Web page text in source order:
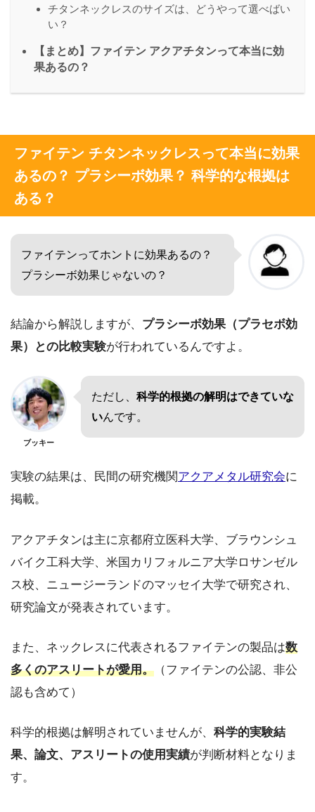
チタンネックレスのサイズは、どうやって選べばい
い？
【まとめ】ファイテン アクアチタンって本当に効
果あるの？
ファイテン チタンネックレスって本当に効果
あるの？ プラシーボ効果？ 科学的な根拠は
ある？
ファイテンってホントに効果あるの？
プラシーボ効果じゃないの？
結論から解説しますが、 プラシーボ効果（プラセボ効
果）との比較実験が行われているんですよ。
ブッキー
ただし、 科学的根拠の解明はできていな
いんです。
実験の結果は、民間の研究機関アクアメタル研究会に
掲載。
アクアチタンは主に京都府立医科大学、ブラウンシュ
バイク工科大学、米国カリフォルニア大学ロサンゼル
ス校、ニュージーランドのマッセイ大学で研究され、
研究論文が発表されています。
また、ネックレスに代表されるファイテンの製品は数
多くのアスリートが愛用。 （ファイテンの公認、非公
認も含めて）
科学的根拠は解明されていませんが、 科学的実験結
果、論文、アスリートの使用実績が判断材料となりま
す。